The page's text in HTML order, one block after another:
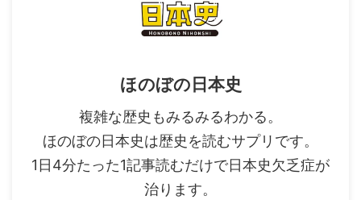
ほのぼの日本史
複雑な歴史もみるみるわかる。
ほのぼの日本史は歴史を読むサプリです。
1日4分たった1記事読むだけで日本史欠乏症が
治ります。